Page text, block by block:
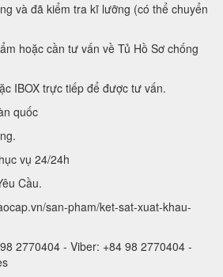
và đã kiểm tra kĩ lưỡng (có thể chuyển
hoặc cần tư vấn về Tủ Hồ Sơ chống
IBOX trực tiếp để được tư vấn.
quốc
vụ 24/24h
Cầu.
san-pham/ket-sat-xuat-khau-
2770404 - Viber: +84 98 2770404 -